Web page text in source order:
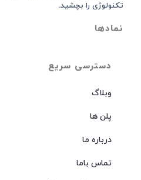
دسترسی سریع
وبلاگ
پلن ها
درباره ما
تماس باما
تکنولوژی را بچشید.
نمادها